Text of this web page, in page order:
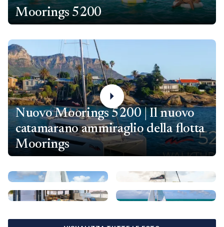
Moorings 5200
Nuovo Moorings 5200 | Il nuovo
catamarano ammiraglio della flotta
Moorings